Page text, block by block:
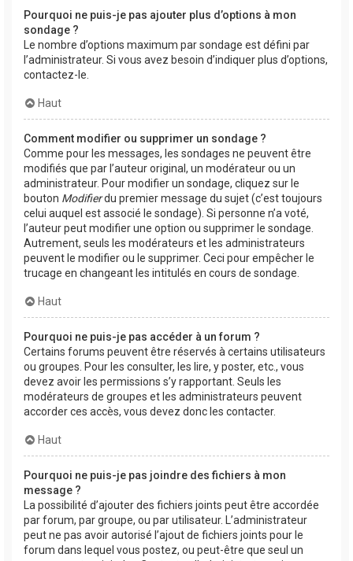
Pourquoi ne puis-je pas ajouter plus d’options à mon
sondage ?
Le nombre d’options maximum par sondage est défini par
l’administrateur. Si vous avez besoin d’indiquer plus d’options,
contactez-le.
Haut
Comment modifier ou supprimer un sondage ?
Comme pour les messages, les sondages ne peuvent être
modifiés que par l’auteur original, un modérateur ou un
administrateur. Pour modifier un sondage, cliquez sur le
bouton Modifierdu premier message du sujet (c’est toujours
celui auquel est associé le sondage). Si personne n’a voté,
l’auteur peut modifier une option ou supprimer le sondage.
Autrement, seuls les modérateurs et les administrateurs
peuvent le modifier ou le supprimer. Ceci pour empêcher le
trucage en changeant les intitulés en cours de sondage.
Haut
Pourquoi ne puis-je pas accéder à un forum ?
Certains forums peuvent être réservés à certains utilisateurs
ou groupes. Pour les consulter, les lire, y poster, etc., vous
devez avoir les permissions s’y rapportant. Seuls les
modérateurs de groupes et les administrateurs peuvent
accorder ces accès, vous devez donc les contacter.
Haut
Pourquoi ne puis-je pas joindre des fichiers à mon
message ?
La possibilité d’ajouter des fichiers joints peut être accordée
par forum, par groupe, ou par utilisateur. L’administrateur
peut ne pas avoir autorisé l’ajout de fichiers joints pour le
forum dans lequel vous postez, ou peut-être que seul un